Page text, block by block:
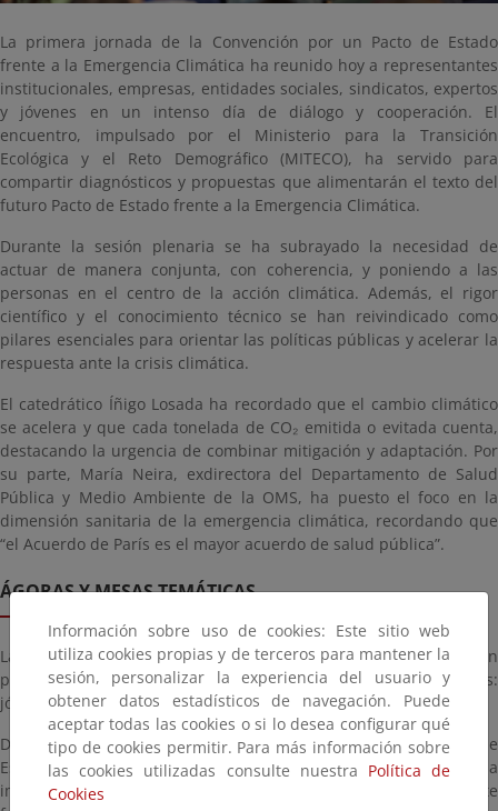
La primera jornada de la Convención por un Pacto de Estado
frente a la Emergencia Climática ha reunido hoy a representantes
institucionales, empresas, entidades sociales, sindicatos, expertos
y jóvenes en un intenso día de diálogo y cooperación. El
encuentro, impulsado por el Ministerio para la Transición
Ecológica y el Reto Demográfico (MITECO), ha servido para
compartir diagnósticos y propuestas que alimentarán el texto del
futuro Pacto de Estado frente a la Emergencia Climática.
Durante la sesión plenaria se ha subrayado la necesidad de
actuar de manera conjunta, con coherencia, y poniendo a las
personas en el centro de la acción climática. Además, el rigor
científico y el conocimiento técnico se han reivindicado como
pilares esenciales para orientar las políticas públicas y acelerar la
respuesta ante la crisis climática.
El catedrático Íñigo Losada ha recordado que el cambio climático
se acelera y que cada tonelada de CO₂ emitida o evitada cuenta,
destacando la urgencia de combinar mitigación y adaptación. Por
su parte, María Neira, exdirectora del Departamento de Salud
Pública y Medio Ambiente de la OMS, ha puesto el foco en la
dimensión sanitaria de la emergencia climática, recordando que
“el Acuerdo de París es el mayor acuerdo de salud pública”.
ÁGORAS Y MESAS TEMÁTICAS
Las ágoras de participación, celebradas a lo largo del día, han
permitido recoger las conclusiones de distintos colectivos:
jóvenes, ciudadanía ante emergencias, municipios y empresas.
De sus debates han surgido ideas clave para el futuro Pacto de
Estado: el compromiso de la juventud con la acción climática, la
importancia de fortalecer la preparación ciudadana ante
Información sobre uso de cookies: Este sitio web
utiliza cookies propias y de terceros para mantener la
sesión, personalizar la experiencia del usuario y
obtener datos estadísticos de navegación. Puede
aceptar todas las cookies o si lo desea configurar qué
tipo de cookies permitir. Para más información sobre
las cookies utilizadas consulte nuestra Política de
Cookies